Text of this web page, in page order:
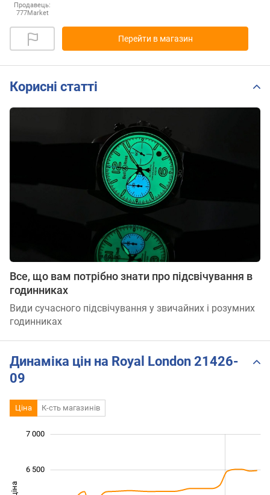
Продавець:
777Market
Перейти в магазин
Корисні статті
Все, що вам потрібно знати про підсвічування в
годинниках
Види сучасного підсвічування у звичайних і розумних
годинниках
Динаміка цін на Royal London 21426-
09
Ціна К-сть магазинів
7 000
6 500